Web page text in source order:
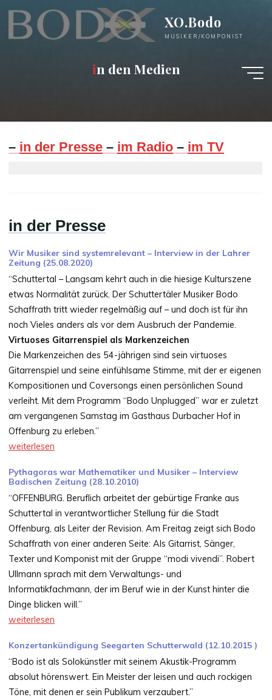
Inhalt
springen
XO.Bodo
MUSIKER/KOMPONIST
in den Medien
– in der Presse – im Radio – im TV
in der Presse
Wir Musiker sind systemrelevant – Interview in der Lahrer
Zeitung (25.08.2020)
“Schuttertal – Langsam kehrt auch in die hiesige Kulturszene
etwas Normalität zurück. Der Schuttertäler Musiker Bodo
Schaffrath tritt wieder regelmäßig auf – und doch ist für ihn
noch Vieles anders als vor dem Ausbruch der Pandemie.
Virtuoses Gitarrenspiel als Markenzeichen
Die Markenzeichen des 54-jährigen sind sein virtuoses
Gitarrenspiel und seine einfühlsame Stimme, mit der er eigenen
Kompositionen und Coversongs einen persönlichen Sound
verleiht. Mit dem Programm “Bodo Unplugged” war er zuletzt
am vergangenen Samstag im Gasthaus Durbacher Hof in
Offenburg zu erleben.”
weiterlesen
Pythagoras war Mathematiker und Musiker – Interview
Badischen Zeitung (28.10.2010)
“OFFENBURG. Beruflich arbeitet der gebürtige Franke aus
Schuttertal in verantwortlicher Stellung für die Stadt
Offenburg, als Leiter der Revision. Am Freitag zeigt sich Bodo
Schaffrath von einer anderen Seite: Als Gitarrist, Sänger,
Texter und Komponist mit der Gruppe “modi vivendi”. Robert
Ullmann sprach mit dem Verwaltungs- und
Informatikfachmann, der im Beruf wie in der Kunst hinter die
Dinge blicken will.”
weiterlesen
Konzertankündigung Seegarten Schutterwald (12.10.2015 )
“Bodo ist als Solokünstler mit seinem Akustik-Programm
absolut hörenswert. Ein Meister der leisen und auch rockigen
Töne, mit denen er sein Publikum verzaubert.”